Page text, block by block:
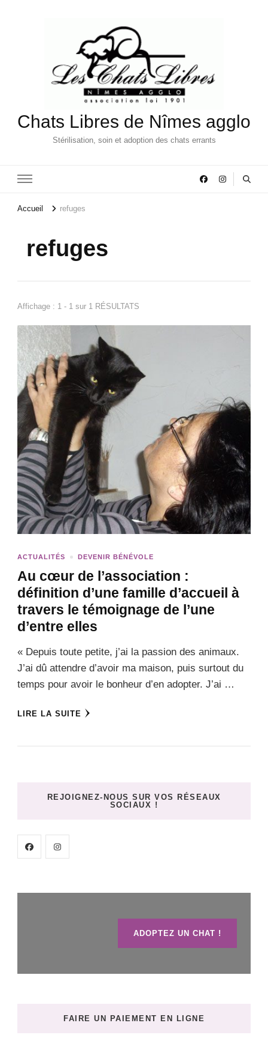
Chats Libres de Nîmes agglo
Stérilisation, soin et adoption des chats errants
Accueil refuges
refuges
Affichage : 1 - 1 sur 1 RÉSULTATS
ACTUALITÉS DEVENIR BÉNÉVOLE
Au cœur de l’association :
définition d’une famille d’accueil à
travers le témoignage de l’une
d’entre elles
« Depuis toute petite, j’ai la passion des animaux.
J’ai dû attendre d’avoir ma maison, puis surtout du
temps pour avoir le bonheur d’en adopter. J’ai …
LIRE LA SUITE
REJOIGNEZ-NOUS SUR VOS RÉSEAUX
SOCIAUX !
ADOPTEZ UN CHAT !
FAIRE UN PAIEMENT EN LIGNE